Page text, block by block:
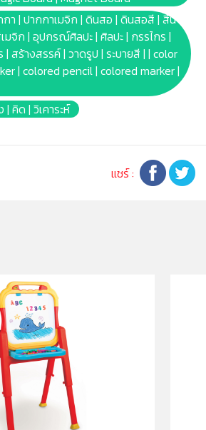
มาะกับมือเล็กๆของเจ้าตัวน้อย
ลื่นหลุดง่ายๆ และผลิตจากโฟมเนื้อนุ่ม
นตู้เย็น บนพื้นผิวโลหะอื่นๆ หรือชุด
ครโยล่า
กษรแม่เหล็ก 26ตัว | แม่เหล็กรูปอาหาร
ดประมาณ 6.25cm.
box](W)4.75 x(L)
จไม่สามารถแจ้งให้ทราบล่วงหน้า และสี
บนเว็บไซต์อาจมีความแตกต่างกันจาก
ลสีของแต่ละหน้าจอ
ากกัน ชิ้นส่วนมีขนาดเล็ก เด็กควรใช้
ปกครอง หรือผู้เชี่ยวชาญ ไม่นำเข้าจมูก
กา | ปากกาเมจิก | ดินสอ | ดินสอสี | สีน้ำ
มจิก | อุปกรณ์ศิลปะ | ศิลปะ | กรรไกร |
| สร้างสรรค์ | วาดรูป | ระบายสี | | color
| colored pencil | colored marker |
| คิด | วิเคาระห์
แชร์ :